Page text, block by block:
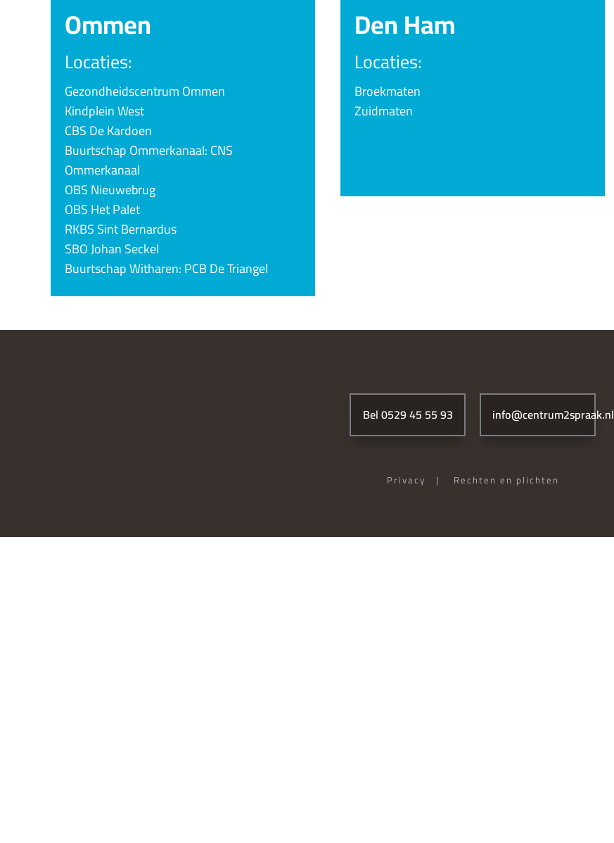
Ommen
Locaties:
Gezondheidscentrum Ommen
Kindplein West
CBS De Kardoen
Buurtschap Ommerkanaal: CNS
Ommerkanaal
OBS Nieuwebrug
OBS Het Palet
RKBS Sint Bernardus
SBO Johan Seckel
Buurtschap Witharen: PCB De Triangel
Den Ham
Locaties:
Broekmaten
Zuidmaten
Bel 0529 45 55 93 info@centrum2spraak.nl
Privacy | Rechten en plichten